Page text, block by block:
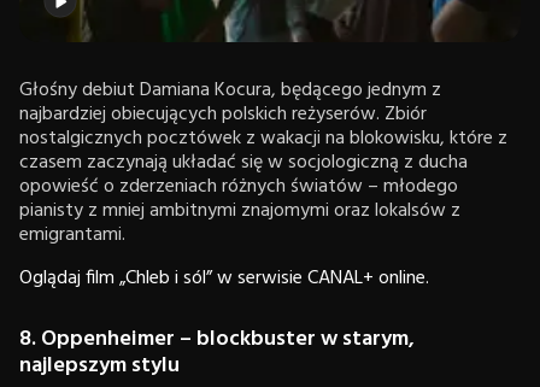
Głośny debiut Damiana Kocura, będącego jednym z
najbardziej obiecujących polskich reżyserów. Zbiór
nostalgicznych pocztówek z wakacji na blokowisku, które z
czasem zaczynają układać się w socjologiczną z ducha
opowieść o zderzeniach różnych światów – młodego
pianisty z mniej ambitnymi znajomymi oraz lokalsów z
emigrantami.
Oglądaj film „Chleb i sól” w serwisie CANAL+ online.
8. Oppenheimer – blockbuster w starym,
najlepszym stylu